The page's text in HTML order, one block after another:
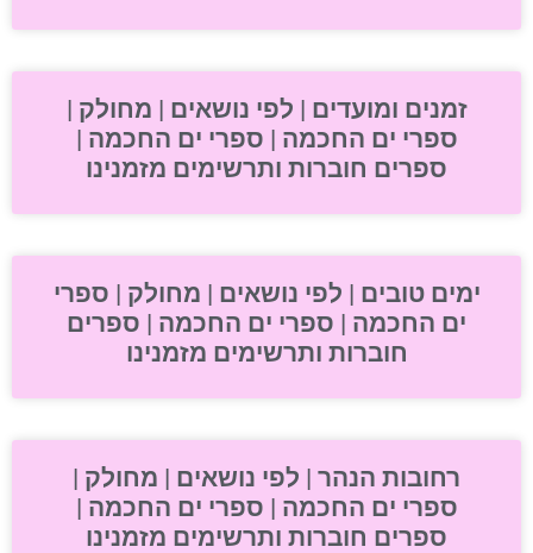
זמנים ומועדים | לפי נושאים | מחולק |
ספרי ים החכמה | ספרי ים החכמה |
ספרים חוברות ותרשימים מזמנינו
ימים טובים | לפי נושאים | מחולק | ספרי
ים החכמה | ספרי ים החכמה | ספרים
חוברות ותרשימים מזמנינו
רחובות הנהר | לפי נושאים | מחולק |
ספרי ים החכמה | ספרי ים החכמה |
ספרים חוברות ותרשימים מזמנינו